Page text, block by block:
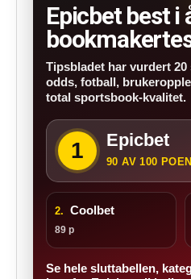
Epicbet best i
Tipsbladet har vurdert
odds, fotball,
total sportsbook-kvalitet.
1 Epicbet
90 AV 100
2. Coolbet
89 p
Se hele sluttabellen,